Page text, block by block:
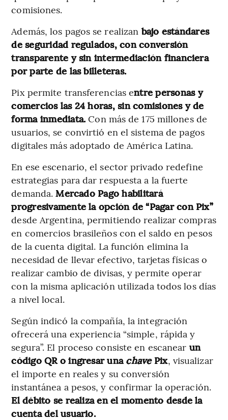
comisiones.
Además, los pagos se realizan bajo estándares
de seguridad regulados, con conversión
transparente y sin intermediación financiera
por parte de las billeteras.
Pix permite transferencias entre personas y
comercios las 24 horas, sin comisiones y de
forma inmediata. Con más de 175 millones de
usuarios, se convirtió en el sistema de pagos
digitales más adoptado de América Latina.
En ese escenario, el sector privado redefine
estrategias para dar respuesta a la fuerte
demanda.Mercado Pago habilitará
progresivamente la opción de “Pagar con Pix”
desde Argentina, permitiendo realizar compras
en comercios brasileños con el saldo en pesos
de la cuenta digital. La función elimina la
necesidad de llevar efectivo, tarjetas físicas o
realizar cambio de divisas, y permite operar
con la misma aplicación utilizada todos los días
a nivel local.
Según indicó la compañía, la integración
ofrecerá una experiencia “simple, rápida y
segura”. El proceso consiste en escanear un
código QR o ingresar una chavePix, visualizar
el importe en reales y su conversión
instantánea a pesos, y confirmar la operación.
El débito se realiza en el momento desde la
cuenta del usuario.